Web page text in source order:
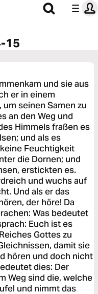
15
und sie aus
er in einem
um seinen Samen zu
an den Weg und
Himmels fraßen es
und als es
Feuchtigkeit
die Dornen; und
erstickten es.
und wuchs auf
Und als er das
der höre! Da
Was bedeutet
Euch ist es
Gottes zu
damit sie
hören und doch nicht
dies: Der
Weg sind die, welche
und nimmt das